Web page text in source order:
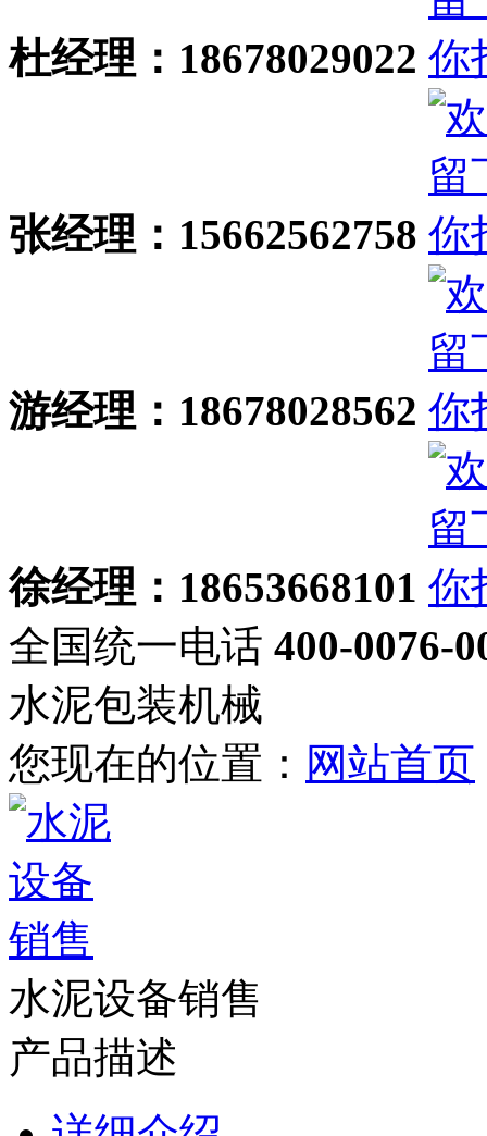
杜经理：18678029022
张经理：15662562758
游经理：18678028562
徐经理：18653668101
全国统一电话 400-0076-
水泥包装机械
您现在的位置： 网站首页
水泥设备销售
产品描述